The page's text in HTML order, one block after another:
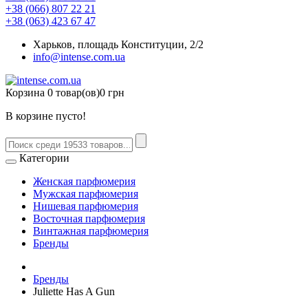
+38 (066) 807 22 21
+38 (063) 423 67 47
Харьков, площадь Конституции, 2/2
info@intense.com.ua
Корзина 0 товар(ов)0 грн
В корзине пусто!
Категории
Женская парфюмерия
Мужская парфюмерия
Нишевая парфюмерия
Восточная парфюмерия
Винтажная парфюмерия
Бренды
Бренды
Juliette Has A Gun